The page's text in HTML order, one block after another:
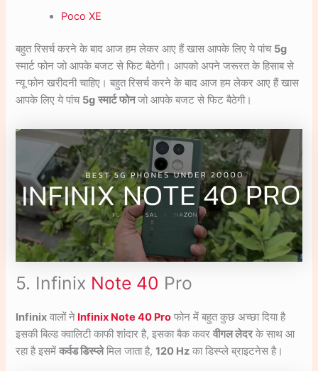
Poco XE
बहुत रिसर्च करने के बाद आज हम लेकर आए हैं खास आपके लिए ये पांच 5g
स्मार्ट फोन जो आपके बजट से फिट बैठेगी। आपको अपने जरूरत के हिसाब से
न्यू फोन खरीदनी चाहिए। बहुत रिसर्च करने के बाद आज हम लेकर आए हैं खास
आपके लिए ये पांच 5g स्मार्ट फोनजो आपके बजट से फिट बैठेगी।
5. Infinix Note 40 Pro
Infinix वालों ने Infinix Note 40 Pro फोन में बहुत कुछ अच्छा दिया है
इसकी बिल्ड क्वालिटी काफी शांदार है, इसका बैक कवरवीगल लेदरके साथ आ
रहा है इसमेंकर्वड डिस्प्लेमिल जाता है,120 Hz का डिस्प्ले ब्राइटनेस है।